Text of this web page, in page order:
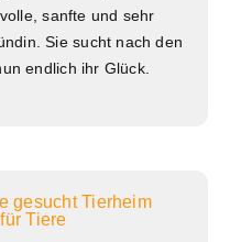
sanfte und sehr
Sie sucht nach den
endlich ihr Glück.